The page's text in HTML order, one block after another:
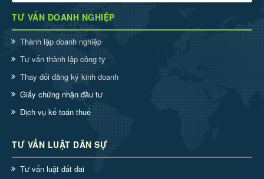
TƯ VẤN DOANH NGHIỆP
Thành lập doanh nghiệp
Tư vấn thành lập công ty
Thay đổi đăng ký kinh doanh
Giấy chứng nhận đầu tư
Dịch vụ kế toán thuế
TƯ VẤN LUẬT DÂN SỰ
Tư vấn luật đất đai